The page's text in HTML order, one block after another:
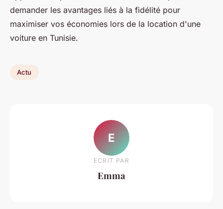
demander les avantages liés à la fidélité pour
maximiser vos économies lors de la location d'une
voiture en Tunisie.
Actu
E
ECRIT PAR
Emma